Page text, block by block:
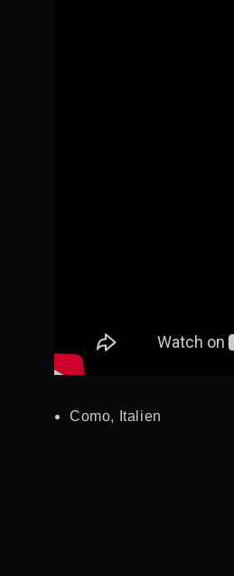
Como, Italien